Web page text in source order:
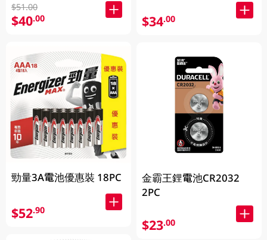
$51.00
$40.00
勁量3A電池優惠裝 18PC
$52.90
$34.00
金霸王鋰電池CR2032
2PC
$23.00